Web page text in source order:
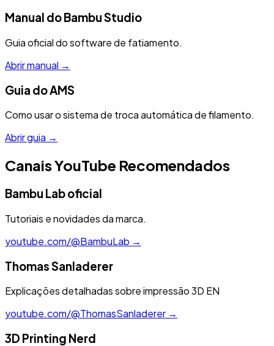
Manual do Bambu Studio
Guia oficial do software de fatiamento.
Abrir manual →
Guia do AMS
Como usar o sistema de troca automática de filamento.
Abrir guia →
Canais YouTube Recomendados
Bambu Laboficial
Tutoriais e novidades da marca.
youtube.com/@BambuLab →
Thomas Sanladerer
Explicações detalhadas sobre impressão 3D EN
youtube.com/@ThomasSanladerer →
3D Printing Nerd